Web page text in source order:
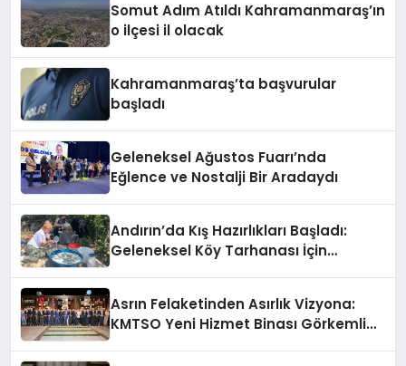
Somut Adım Atıldı Kahramanmaraş’ın
o ilçesi il olacak
Kahramanmaraş’ta başvurular
başladı
Geleneksel Ağustos Fuarı’nda
Eğlence ve Nostalji Bir Aradaydı
Andırın’da Kış Hazırlıkları Başladı:
Geleneksel Köy Tarhanası İçin
Asrın Felaketinden Asırlık Vizyona:
KMTSO Yeni Hizmet Binası Görkemli